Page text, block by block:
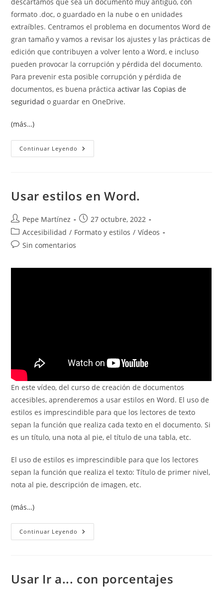
formato .doc, o guardado en la nube o en unidades
extraíbles. Centramos el problema en documentos Word de
gran tamaño y vamos a revisar los ajustes y las prácticas de
edición que contribuyen a volver lento a Word, e incluso
pueden provocar la corrupción y pérdida del documento.
Para prevenir esta posible corrupción y pérdida de
documentos, es buena prácticaactivar las Copias de
seguridad o guardar en OneDrive.
(más…)
Continuar Leyendo Word
Va
Usar estilos en Word.
Autor
de
la
entrada:
Pepe Martínez
Publicación
de
27 octubre, 2022
Categoría
de
Accesibilidad / Formato y estilos / Vídeos
Comentarios
la
Sin comentarios
En este vídeo, del curso de creación de documentos
accesibles, aprenderemos a usar estilos en Word. El uso de
estilos es imprescindible para que los lectores de texto
sepan la función que realiza cada texto en el documento. Si
es un título, una nota al pie, el título de una tabla, etc.
El uso de estilos es imprescindible para que los lectores
sepan la función que realiza el texto: Título de primer nivel,
nota al pie, descripción de imagen, etc.
(más…)
Continuar Leyendo Usar
Estilos
Usar Ir a... con porcentajes